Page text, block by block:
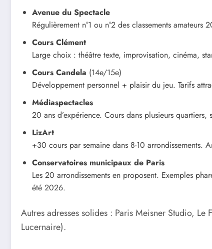
Avenue du Spectacle
Régulièrement n°1 ou n°2 des classements
Cours Clément
Large choix : théâtre texte, improvisation, cinéma,
Cours Candela (14e/15e)
Développement personnel + plaisir du jeu. Tarifs
Médiaspectacles
20 ans d’expérience. Cours dans plusieurs
LizArt
+30 cours par semaine dans 8-10 arrondissements.
Conservatoires municipaux de Paris
Les 20 arrondissements en proposent. Exemples
été 2026.
Autres adresses solides : Paris Meisner Studio,
Lucernaire).